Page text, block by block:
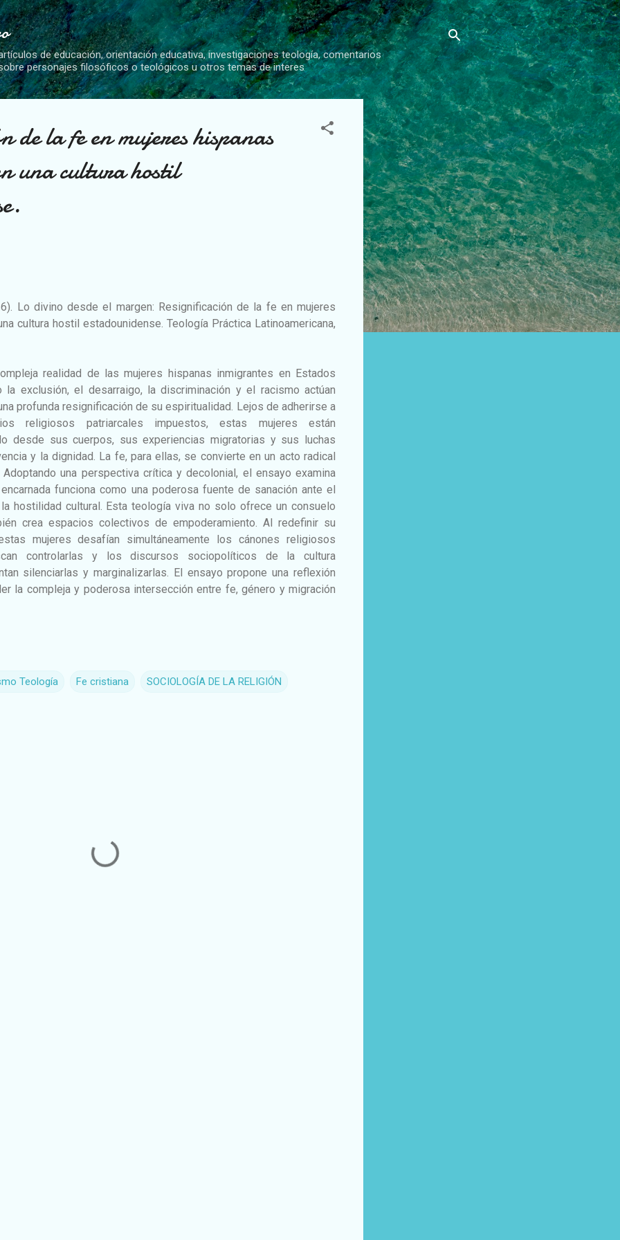
Ir al contenido principal
de educación, orientación educativa, investigaciones teología, comentarios
personajes filosóficos o teológicos u otros temas de interes
de la fe en mujeres hispanas
una cultura hostil
Lo divino desde el margen: Resignificación de la fe en mujeres
cultura hostil estadounidense. Teología Práctica Latinoamericana,
realidad de las mujeres hispanas inmigrantes en Estados
la exclusión, el desarraigo, la discriminación y el racismo actúan
profunda resignificación de su espiritualidad. Lejos de adherirse a
religiosos patriarcales impuestos, estas mujeres están
desde sus cuerpos, sus experiencias migratorias y sus luchas
y la dignidad. La fe, para ellas, se convierte en un acto radical
una perspectiva crítica y decolonial, el ensayo examina
funciona como una poderosa fuente de sanación ante el
hostilidad cultural. Esta teología viva no solo ofrece un consuelo
crea espacios colectivos de empoderamiento. Al redefinir su
mujeres desafían simultáneamente los cánones religiosos
controlarlas y los discursos sociopolíticos de la cultura
silenciarlas y marginalizarlas. El ensayo propone una reflexión
la compleja y poderosa intersección entre fe, género y migración
Teología Fe cristiana SOCIOLOGÍA DE LA RELIGIÓN